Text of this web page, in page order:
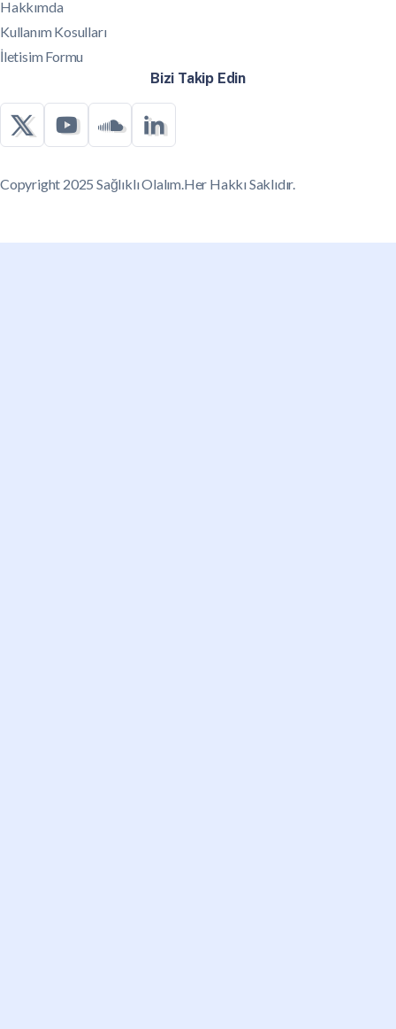
Hakkımda
Kullanım Kosulları
İletisim Formu
Bizi Takip Edin
Copyright 2025 Sağlıklı Olalım.Her Hakkı Saklıdır.